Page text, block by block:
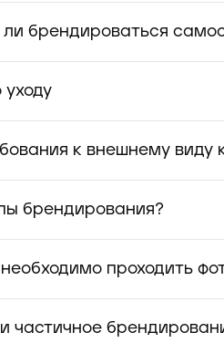
брендироваться
к внешнему виду
брендирования?
проходить
частичное